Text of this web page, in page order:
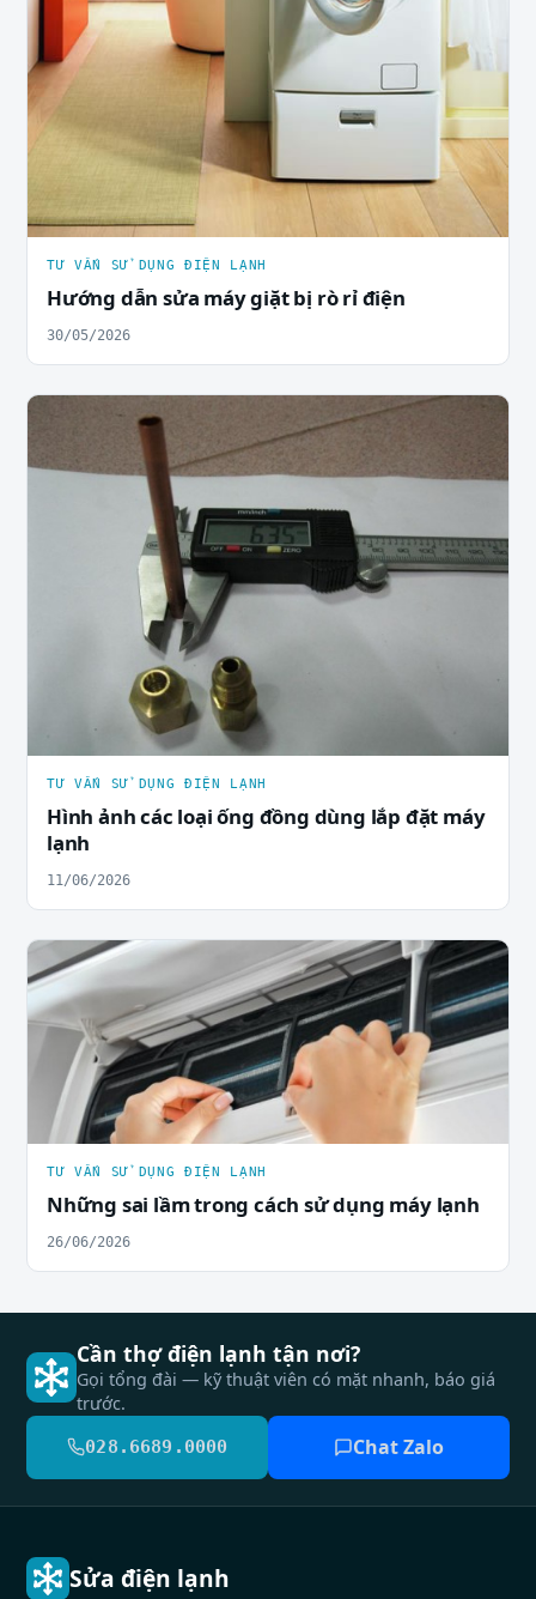
TƯ VẤN SỬ DỤNG ĐIỆN LẠNH
Hướng dẫn sửa máy giặt bị rò rỉ điện
30/05/2026
TƯ VẤN SỬ DỤNG ĐIỆN LẠNH
Hình ảnh các loại ống đồng dùng lắp đặt máy
lạnh
11/06/2026
TƯ VẤN SỬ DỤNG ĐIỆN LẠNH
Những sai lầm trong cách sử dụng máy lạnh
26/06/2026
Cần thợ điện lạnh tận nơi?
Gọi tổng đài — kỹ thuật viên có mặt nhanh, báo giá
trước.
028.6689.0000 Chat Zalo
Sửa điện lạnh